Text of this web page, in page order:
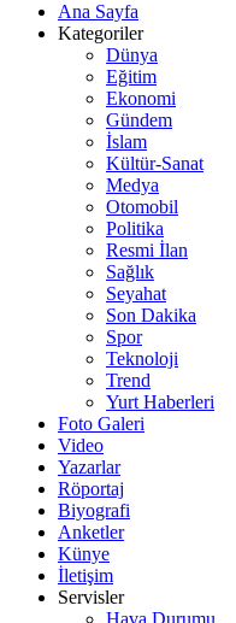
Ana Sayfa
Kategoriler
Dünya
Eğitim
Ekonomi
Gündem
İslam
Kültür-Sanat
Medya
Otomobil
Politika
Resmi İlan
Sağlık
Seyahat
Son Dakika
Spor
Teknoloji
Trend
Yurt Haberleri
Foto Galeri
Video
Yazarlar
Röportaj
Biyografi
Anketler
Künye
İletişim
Servisler